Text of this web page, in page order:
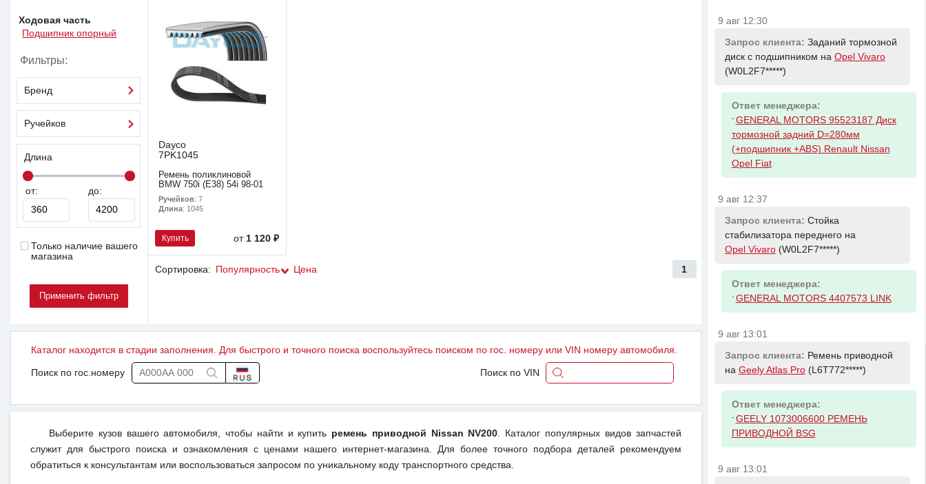
Ходовая часть
Подшипник опорный
Фильтры:
Бренд
Ручейков
Длина
от: до:
Только наличие вашего
магазина
Dayco
7PK1045
Ремень поликлиновой
BMW 750i (E38) 54i 98-01
Ручейков: 7
Длина: 1045
Купить от1 120 ₽
Сортировка: Популярность Цена 1
Каталог находится в стадии заполнения. Для быстрого и точного поиска воспользуйтесь поиском по гос. номеру или VIN номеру автомобиля.
Поиск по гос.номеру Поиск по VIN
Выберите кузов вашего автомобиля, чтобы найти и купить ремень приводной Nissan NV200 . Каталог популярных видов запчастей
служит для быстрого поиска и ознакомления с ценами нашего интернет-магазина. Для более точного подбора деталей рекомендуем
обратиться к консультантам или воспользоваться запросом по уникальному коду транспортного средства.
9 авг 12:30
Запрос клиента: Заданий тормозной
диск с подшипником на Opel Vivaro
(W0L2F7*****)
Ответ менеджера:
- GENERAL MOTORS 95523187 Диск
тормозной задний D=280мм
(+подшипник +ABS) Renault Nissan
Opel Fiat
9 авг 12:37
Запрос клиента: Стойка
стабилизатора переднего на
Opel Vivaro(W0L2F7*****)
Ответ менеджера:
- GENERAL MOTORS 4407573 LINK
9 авг 13:01
Запрос клиента: Ремень приводной
на Geely Atlas Pro(L6T772*****)
Ответ менеджера:
- GEELY 1073006600 РЕМЕНЬ
ПРИВОДНОЙ BSG
9 авг 13:01